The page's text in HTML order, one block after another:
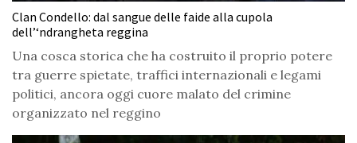
Clan Condello: dal sangue delle faide alla cupola
dell’‘ndrangheta reggina
Una cosca storica che ha costruito il proprio potere
tra guerre spietate, traffici internazionali e legami
politici, ancora oggi cuore malato del crimine
organizzato nel reggino